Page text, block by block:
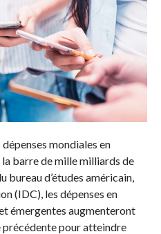
dépenses mondiales en
barre de mille milliards de
bureau d’études américain,
(IDC), les dépenses en
émergentes augmenteront
précédente pour atteindre